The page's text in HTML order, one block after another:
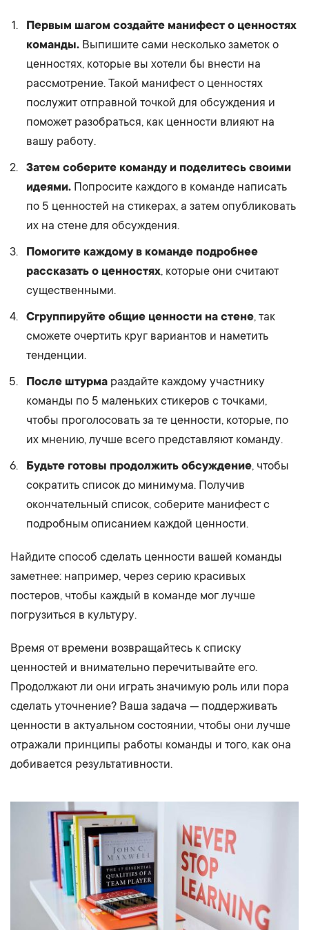
Первым шагом создайте манифест о ценностях
команды. Выпишите сами несколько заметок о
ценностях, которые вы хотели бы внести на
рассмотрение. Такой манифест о ценностях
послужит отправной точкой для обсуждения и
поможет разобраться, как ценности влияют на
вашу работу.
Затем соберите команду и поделитесь своими
идеями. Попросите каждого в команде написать
по 5 ценностей на стикерах, а затем опубликовать
их на стене для обсуждения.
Помогите каждому в команде подробнее
рассказать о ценностях, которые они считают
существенными.
Сгруппируйте общие ценности на стене, так
сможете очертить круг вариантов и наметить
тенденции.
После штурма раздайте каждому участнику
команды по 5 маленьких стикеров с точками,
чтобы проголосовать за те ценности, которые, по
их мнению, лучше всего представляют команду.
Будьте готовы продолжить обсуждение, чтобы
сократить список до минимума. Получив
окончательный список, соберите манифест с
подробным описанием каждой ценности.
Найдите способ сделать ценности вашей команды
заметнее: например, через серию красивых
постеров, чтобы каждый в команде мог лучше
погрузиться в культуру.
Время от времени возвращайтесь к списку
ценностей и внимательно перечитывайте его.
Продолжают ли они играть значимую роль или пора
сделать уточнение? Ваша задача — поддерживать
ценности в актуальном состоянии, чтобы они лучше
отражали принципы работы команды и того, как она
добивается результативности.